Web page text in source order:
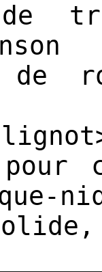
de